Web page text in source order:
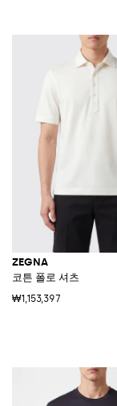
ZEGNA
코튼 폴로 셔츠
₩1,153,397